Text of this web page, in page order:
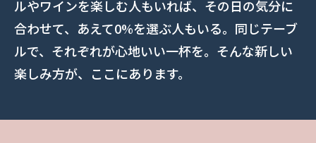
ルやワインを楽しむ人もいれば、その日の気分に
合わせて、あえて0%を選ぶ人もいる。同じテーブ
ルで、それぞれが心地いい一杯を。そんな新しい
楽しみ方が、ここにあります。